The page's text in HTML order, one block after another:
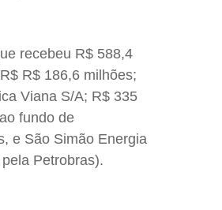
recebeu R$ 588,4
R$ 186,6 milhões;
Viana S/A; R$ 335
fundo de
e São Simão Energia
Petrobras).